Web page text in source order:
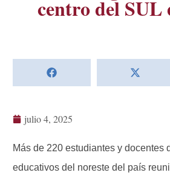
centro del SUL
julio 4, 2025
Más de 220 estudiantes y docentes
educativos del noreste del país